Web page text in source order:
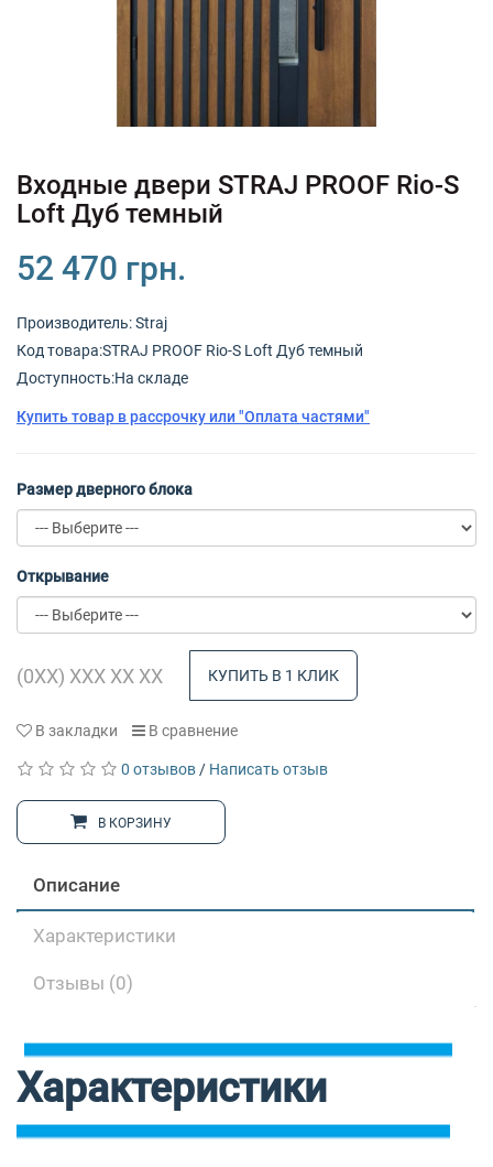
+380 (67) 380 73 18
+380 (95) 180 73 18
Входные двери STRAJ PROOF Rio-S
Loft Дуб темный
52 470 грн.
Производитель:Straj
Код товарa:STRAJ PROOF Rio-S Loft Дуб темный
Доступность:На складе
Купить товар в рассрочку или "Оплата частями"
Размер дверного блока
Открывание
КУПИТЬ В 1 КЛИК
В закладки В сравнение
0 отзывов / Написать отзыв
В КОРЗИНУ
Описание
Характеристики
Отзывы (0)
Характеристики